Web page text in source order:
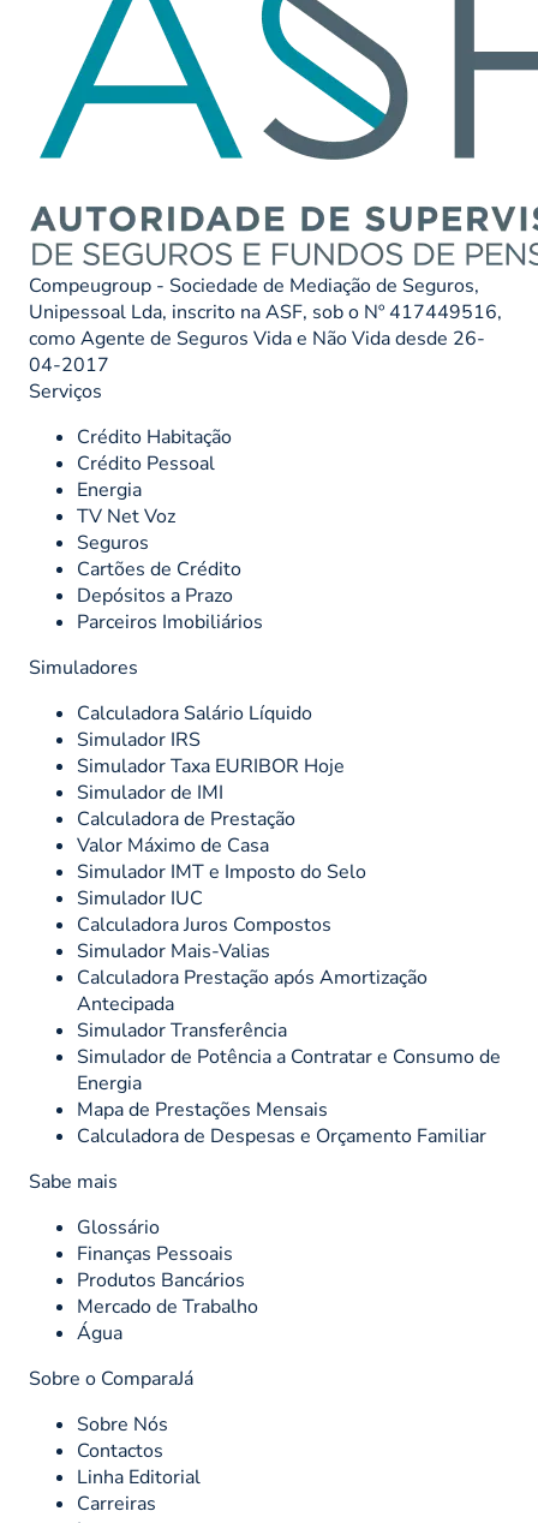
Compeugroup - Sociedade de Mediação de Seguros,
Unipessoal Lda, inscrito na ASF, sob o Nº 417449516,
como Agente de Seguros Vida e Não Vida desde 26-
04-2017
Serviços
Crédito Habitação
Crédito Pessoal
Energia
TV Net Voz
Seguros
Cartões de Crédito
Depósitos a Prazo
Parceiros Imobiliários
Simuladores
Calculadora Salário Líquido
Simulador IRS
Simulador Taxa EURIBOR Hoje
Simulador de IMI
Calculadora de Prestação
Valor Máximo de Casa
Simulador IMT e Imposto do Selo
Simulador IUC
Calculadora Juros Compostos
Simulador Mais-Valias
Calculadora Prestação após Amortização
Antecipada
Simulador Transferência
Simulador de Potência a Contratar e Consumo de
Energia
Mapa de Prestações Mensais
Calculadora de Despesas e Orçamento Familiar
Sabe mais
Glossário
Finanças Pessoais
Produtos Bancários
Mercado de Trabalho
Água
Sobre o ComparaJá
Sobre Nós
Contactos
Linha Editorial
Carreiras